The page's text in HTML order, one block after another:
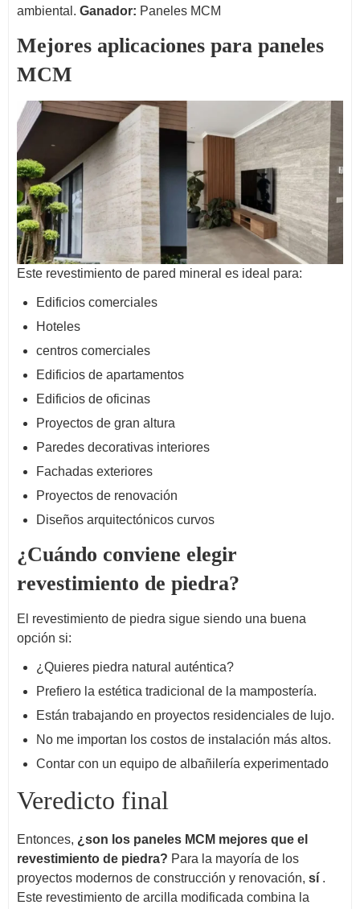
ambiental. Ganador: Paneles MCM
Mejores aplicaciones para paneles
MCM
Este revestimiento de pared mineral es ideal para:
Edificios comerciales
Hoteles
centros comerciales
Edificios de apartamentos
Edificios de oficinas
Proyectos de gran altura
Paredes decorativas interiores
Fachadas exteriores
Proyectos de renovación
Diseños arquitectónicos curvos
¿Cuándo conviene elegir
revestimiento de piedra?
El revestimiento de piedra sigue siendo una buena
opción si:
¿Quieres piedra natural auténtica?
Prefiero la estética tradicional de la mampostería.
Están trabajando en proyectos residenciales de lujo.
No me importan los costos de instalación más altos.
Contar con un equipo de albañilería experimentado
Veredicto final
Entonces, ¿son los paneles MCM mejores que el
revestimiento de piedra? Para la mayoría de los
proyectos modernos de construcción y renovación, sí .
Este revestimiento de arcilla modificada combina la